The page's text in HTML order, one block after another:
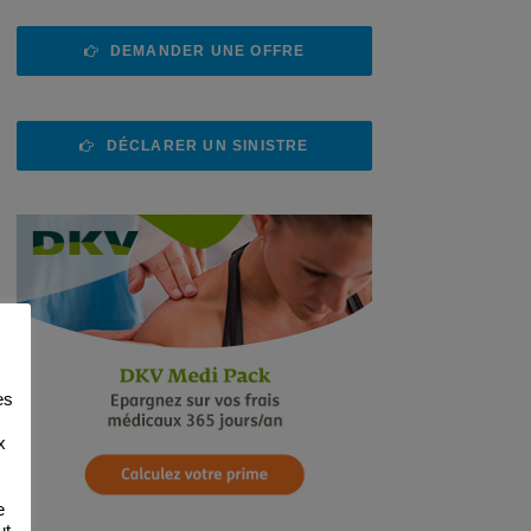
DEMANDER UNE OFFRE
DÉCLARER UN SINISTRE